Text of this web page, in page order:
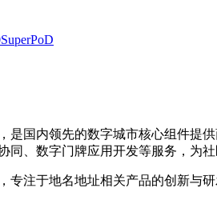
是国内领先的数字城市核心组件
、数字门牌应用开发等服务，为
注于地名地址相关产品的创新与研